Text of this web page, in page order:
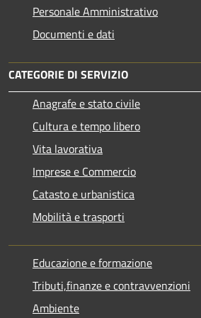
Personale Amministrativo
Documenti e dati
CATEGORIE DI SERVIZIO
Anagrafe e stato civile
Cultura e tempo libero
Vita lavorativa
Imprese e Commercio
Catasto e urbanistica
Mobilità e trasporti
Educazione e formazione
Tributi,finanze e contravvenzioni
Ambiente